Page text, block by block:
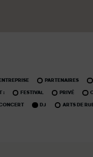
PARTENAIRES
: FESTIVAL PRIVÉ
DJ ARTS DE